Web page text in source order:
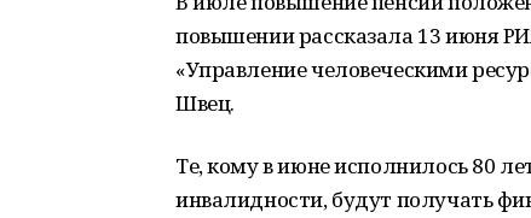
повышении рассказала 13 июня
«Управление человеческими
Швец.
Те, кому в июне исполнилось 80
инвалидности, будут получать